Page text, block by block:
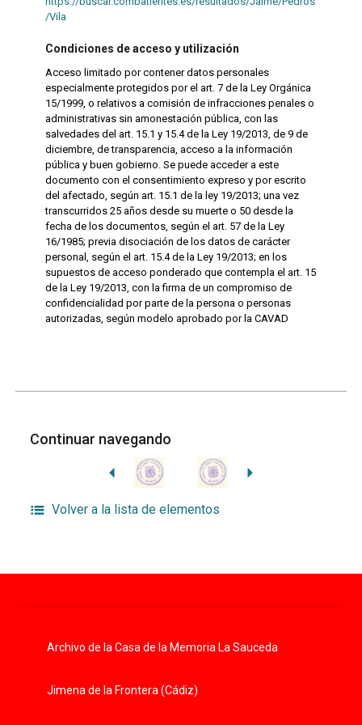
/Vila
Condiciones de acceso y utilización
Acceso limitado por contener datos personales
especialmente protegidos por el art. 7 de la Ley Orgánica
15/1999, o relativos a comisión de infracciones penales o
administrativas sin amonestación pública, con las
salvedades del art. 15.1 y 15.4 de la Ley 19/2013, de 9 de
diciembre, de transparencia, acceso a la información
pública y buen gobierno. Se puede acceder a este
documento con el consentimiento expreso y por escrito
del afectado, según art. 15.1 de la ley 19/2013; una vez
transcurridos 25 años desde su muerte o 50 desde la
fecha de los documentos, según el art. 57 de la Ley
16/1985; previa disociación de los datos de carácter
personal, según el art. 15.4 de la Ley 19/2013; en los
supuestos de acceso ponderado que contempla el art. 15
de la Ley 19/2013, con la firma de un compromiso de
confidencialidad por parte de la persona o personas
autorizadas, según modelo aprobado por la CAVAD
Continuar navegando
Volver a la lista de elementos
Archivo de la Casa de la Memoria La Sauceda
Jimena de la Frontera (Cádiz)